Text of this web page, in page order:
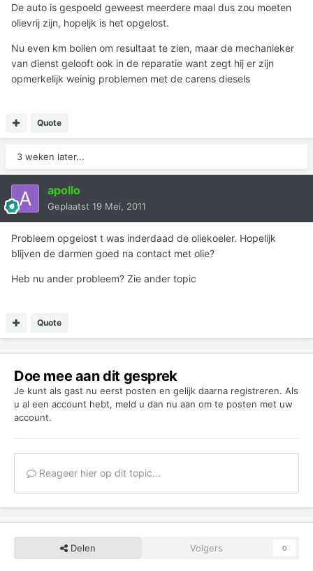
De auto is gespoeld geweest meerdere maal dus zou moeten
olievrij zijn, hopeljk is het opgelost.
Nu even km bollen om resultaat te zien, maar de mechanieker
van dienst gelooft ook in de reparatie want zegt hij er zijn
opmerkelijk weinig problemen met de carens diesels
Quote
3 weken later...
apollo
Geplaatst 19 Mei, 2011
Probleem opgelost t was inderdaad de oliekoeler. Hopelijk
blijven de darmen goed na contact met olie?
Heb nu ander probleem? Zie ander topic
Quote
Doe mee aan dit gesprek
Je kunt als gast nu eerst posten en gelijk daarna registreren. Als
u al een account hebt, meld u dan nu aan om te posten met uw
account.
Reageer hier op dit topic...
Delen Volgers 0